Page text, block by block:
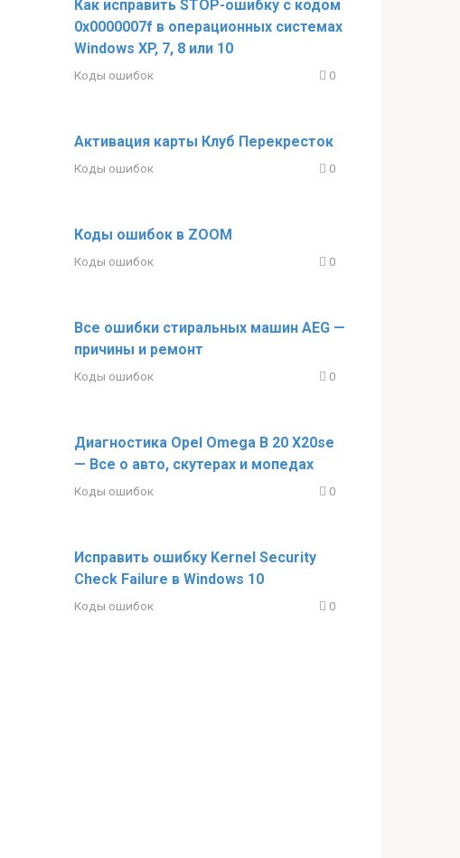
Как исправить STOP-ошибку с кодом
0x0000007f в операционных системах
Windows XP, 7, 8 или 10
Коды ошибок 0
Активация карты Клуб Перекресток
Коды ошибок 0
Коды ошибок в ZOOM
Коды ошибок 0
Все ошибки стиральных машин AEG —
причины и ремонт
Коды ошибок 0
Диагностика Opel Omega B 20 X20se
— Все о авто, скутерах и мопедах
Коды ошибок 0
Исправить ошибку Kernel Security
Check Failure в Windows 10
Коды ошибок 0